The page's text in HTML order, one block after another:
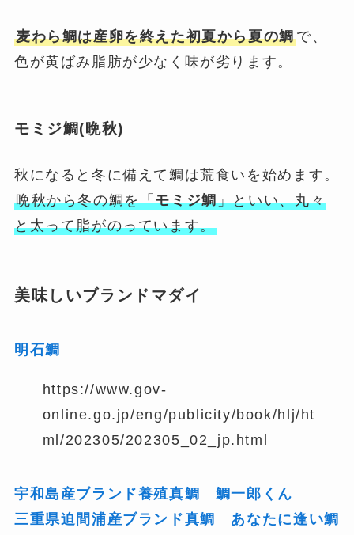
麦わら鯛は産卵を終えた初夏から夏の鯛で、
色が黄ばみ脂肪が少なく味が劣ります。
モミジ鯛(晩秋)
秋になると冬に備えて鯛は荒食いを始めます。
晩秋から冬の鯛を「モミジ鯛」といい、丸々
と太って脂がのっています。
美味しいブランドマダイ
明石鯛
https://www.gov-
online.go.jp/eng/publicity/book/hlj/ht
ml/202305/202305_02_jp.html
宇和島産ブランド養殖真鯛 鯛一郎くん
三重県迫間浦産ブランド真鯛 あなたに逢い鯛